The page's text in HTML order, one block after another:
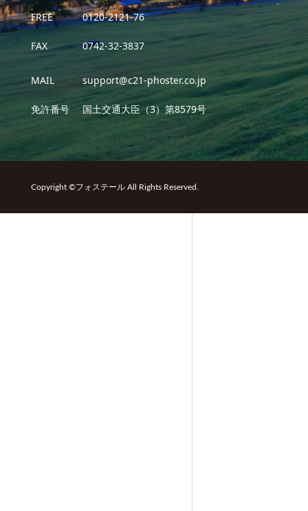
FREE 0120-2121-76
FAX 0742-32-3837
MAIL support@c21-phoster.co.jp
免許番号 国土交通大臣（3）第8579号
Copyright ©フォステール All Rights Reserved.